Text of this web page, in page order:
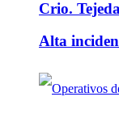
Crio.
Alta